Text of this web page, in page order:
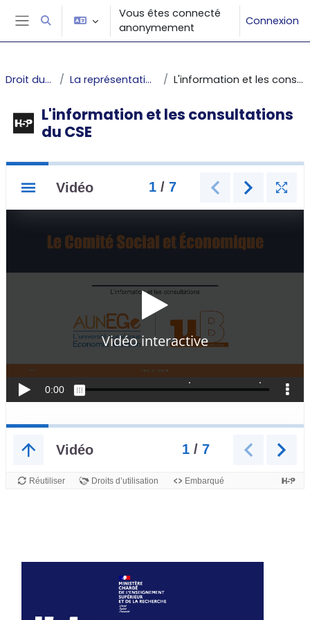
Passer au contenu principal
Panneau latéral
Activer/désactiver la saisie de recherche
Vous êtes connecté
anonymement
Connexion
Droit du travail La représentation collective L'information et les consultations du CSE
L'information et les consultations
du CSE